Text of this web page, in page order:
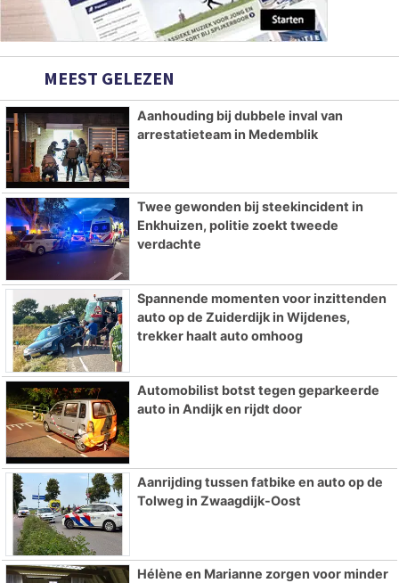
MEEST GELEZEN
Aanhouding bij dubbele inval van
arrestatieteam in Medemblik
Twee gewonden bij steekincident in
Enkhuizen, politie zoekt tweede
verdachte
Spannende momenten voor inzittenden
auto op de Zuiderdijk in Wijdenes,
trekker haalt auto omhoog
Automobilist botst tegen geparkeerde
auto in Andijk en rijdt door
Aanrijding tussen fatbike en auto op de
Tolweg in Zwaagdijk-Oost
Hélène en Marianne zorgen voor minder